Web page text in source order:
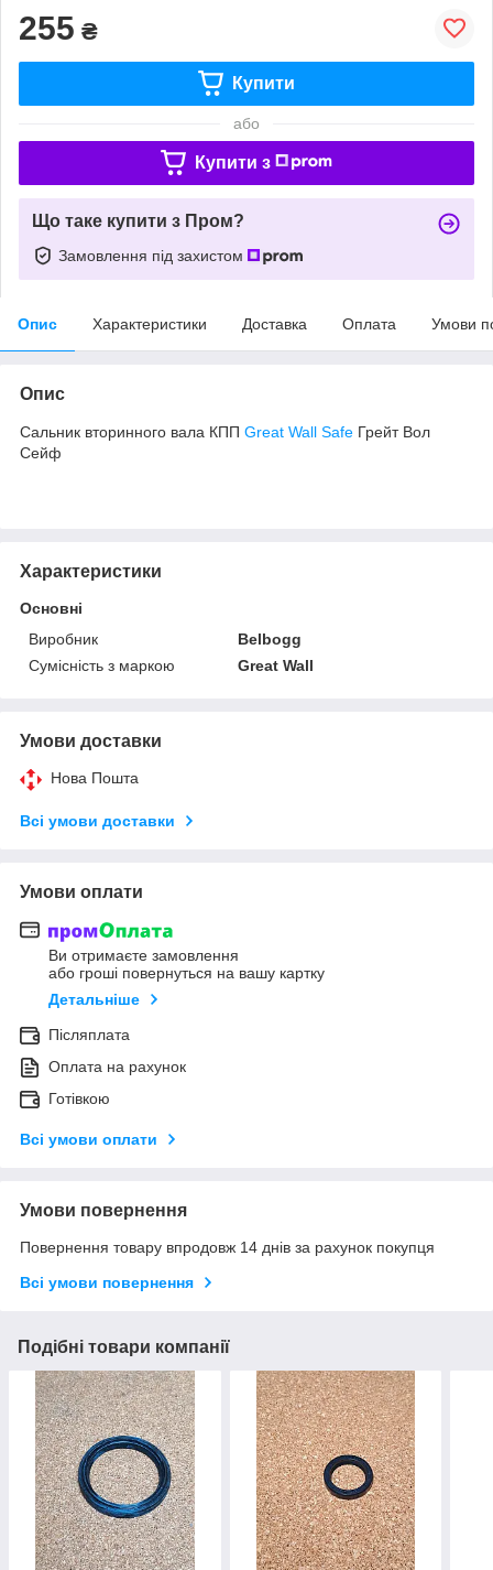
255 ₴
Купити
або
Купити з
Що таке купити з Пром?
Замовлення під захистом
Опис Характеристики Доставка Оплата Умови
Опис
Сальник вторинного вала КПП Great Wall Safe Грейт Вол
Сейф
Характеристики
Основні
Виробник
Belbogg
Сумісність з маркою
Great Wall
Умови доставки
Нова Пошта
Всі умови доставки
Умови оплати
Ви отримаєте замовлення
або гроші повернуться на вашу картку
Детальніше
Післяплата
Оплата на рахунок
Готівкою
Всі умови оплати
Умови повернення
Повернення товару впродовж 14 днів за рахунок покупця
Всі умови повернення
Подібні товари компанії